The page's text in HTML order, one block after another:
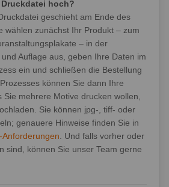
hoch?
geschieht am Ende des
wählen zunächst Ihr Produkt – zum
– in der
Auflage aus, geben Ihre Daten im
ein und schließen die Bestellung
können Sie dann Ihre
Sie mehrere Motive drucken wollen,
Sie können jpg-, tiff- oder
genauere Hinweise finden Sie in
Anforderungen. Und falls vorher oder
sind, können Sie unser Team gerne